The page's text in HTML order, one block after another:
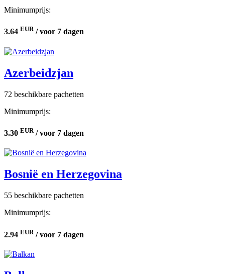
Minimumprijs:
3.64 EUR/ voor 7 dagen
Azerbeidzjan
72 beschikbare pachetten
Minimumprijs:
3.30 EUR/ voor 7 dagen
Bosnië en Herzegovina
55 beschikbare pachetten
Minimumprijs:
2.94 EUR/ voor 7 dagen